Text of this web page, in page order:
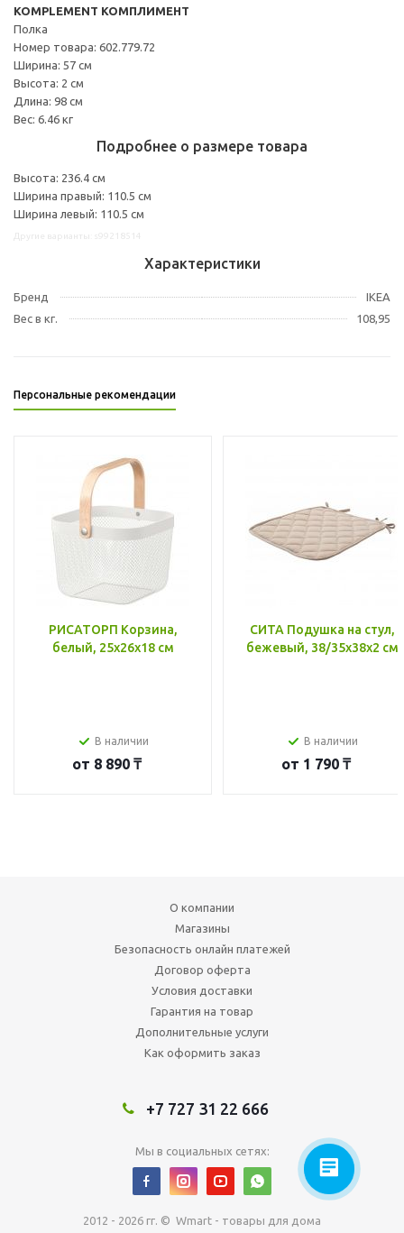
KOMPLEMENT КОМПЛИМЕНТ
Полка
Номер товара: 602.779.72
Ширина: 57 см
Высота: 2 см
Длина: 98 см
Вес: 6.46 кг
Подробнее о размере товара
Высота: 236.4 см
Ширина правый: 110.5 см
Ширина левый: 110.5 см
Характеристики
Бренд
IKEA
Вес в кг.
108,95
Персональные рекомендации
РИСАТОРП Корзина,
белый, 25x26x18 см
В наличии
от 8 890 ₸
СИТА Подушка на стул,
бежевый, 38/35x38x2 см
В наличии
от 1 790 ₸
О компании
Магазины
Безопасность онлайн платежей
Договор оферта
Условия доставки
Гарантия на товар
Дополнительные услуги
Как оформить заказ
+7 727 31 22 666
Мы в социальных сетях:
2012 - 2026 гг. © Wmart - товары для дома